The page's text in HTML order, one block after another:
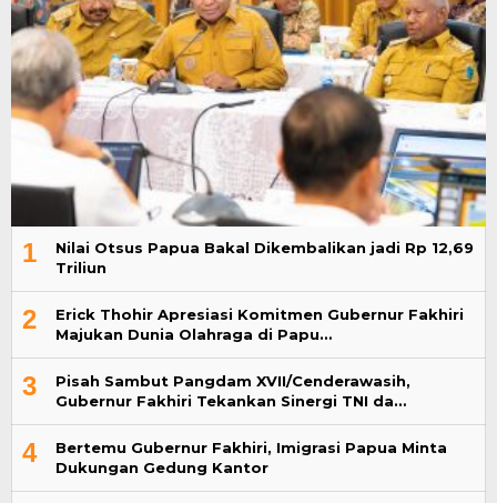
1
Nilai Otsus Papua Bakal Dikembalikan jadi Rp 12,69
Triliun
2
Erick Thohir Apresiasi Komitmen Gubernur Fakhiri
Majukan Dunia Olahraga di Papu…
3
Pisah Sambut Pangdam XVII/Cenderawasih,
Gubernur Fakhiri Tekankan Sinergi TNI da…
4
Bertemu Gubernur Fakhiri, Imigrasi Papua Minta
Dukungan Gedung Kantor